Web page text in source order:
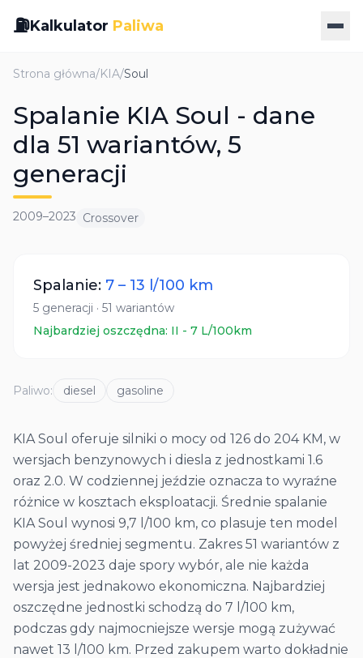
⛽Kalkulator Paliwa
Strona główna/KIA/Soul
Spalanie KIA Soul - dane
dla 51 wariantów, 5
generacji
2009–2023 Crossover
Spalanie: 7 – 13 l/100 km
5 generacji · 51 wariantów
Najbardziej oszczędna: II - 7 L/100km
Paliwo: diesel gasoline
KIA Soul oferuje silniki o mocy od 126 do 204 KM, w
wersjach benzynowych i diesla z jednostkami 1.6
oraz 2.0. W codziennej jeździe oznacza to wyraźne
różnice w kosztach eksploatacji. Średnie spalanie
KIA Soul wynosi 9,7 l/100 km, co plasuje ten model
powyżej średniej segmentu. Zakres 51 wariantów z
lat 2009-2023 daje spory wybór, ale nie każda
wersja jest jednakowo ekonomiczna. Najbardziej
oszczędne jednostki schodzą do 7 l/100 km,
podczas gdy najmocniejsze wersje mogą zużywać
nawet 13 l/100 km. Przed zakupem warto dokładnie